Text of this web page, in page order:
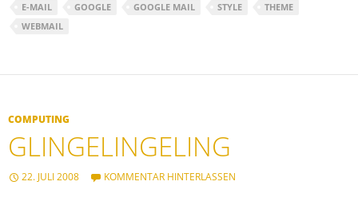
E-MAIL GOOGLE GOOGLE MAIL STYLE
THEME
WEBMAIL
COMPUTING
GLINGELINGELING
22. JULI 2008 KOMMENTAR HINTERLASSEN